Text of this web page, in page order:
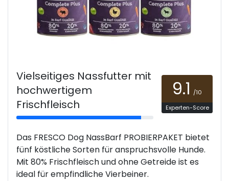
Vielseitiges Nassfutter mit
hochwertigem
Frischfleisch
9.1 /10
Experten-Score
Das FRESCO Dog NassBarf PROBIERPAKET bietet
fünf köstliche Sorten für anspruchsvolle Hunde.
Mit 80% Frischfleisch und ohne Getreide ist es
ideal für empfindliche Vierbeiner.